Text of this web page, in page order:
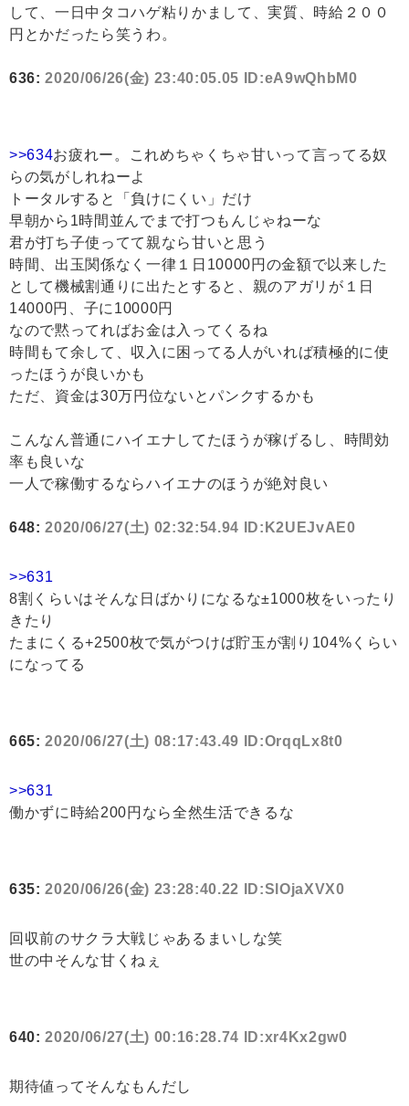
して、一日中タコハゲ粘りかまして、実質、時給２００
円とかだったら笑うわ。
636:2020/06/26(金) 23:40:05.05 ID:eA9wQhbM0
>>634お疲れー。これめちゃくちゃ甘いって言ってる奴
らの気がしれねーよ
トータルすると「負けにくい」だけ
早朝から1時間並んでまで打つもんじゃねーな
君が打ち子使ってて親なら甘いと思う
時間、出玉関係なく一律１日10000円の金額で以来した
として機械割通りに出たとすると、親のアガリが１日
14000円、子に10000円
なので黙ってればお金は入ってくるね
時間もて余して、収入に困ってる人がいれば積極的に使
ったほうが良いかも
ただ、資金は30万円位ないとパンクするかも
こんなん普通にハイエナしてたほうが稼げるし、時間効
率も良いな
一人で稼働するならハイエナのほうが絶対良い
648:2020/06/27(土) 02:32:54.94 ID:K2UEJvAE0
>>631
8割くらいはそんな日ばかりになるな±1000枚をいったり
きたり
たまにくる+2500枚で気がつけば貯玉が割り104%くらい
になってる
665:2020/06/27(土) 08:17:43.49 ID:OrqqLx8t0
>>631
働かずに時給200円なら全然生活できるな
635:2020/06/26(金) 23:28:40.22 ID:SlOjaXVX0
回収前のサクラ大戦じゃあるまいしな笑
世の中そんな甘くねぇ
640:2020/06/27(土) 00:16:28.74 ID:xr4Kx2gw0
期待値ってそんなもんだし